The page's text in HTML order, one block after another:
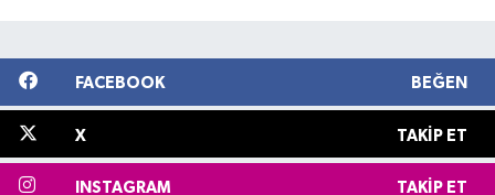
FACEBOOK BEĞEN
X TAKIP ET
INSTAGRAM TAKIP ET